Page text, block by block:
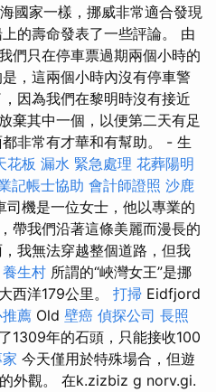
國家一樣，挪威非常適合發現
的壽命發表了一些評論。 由
們只在停車票過期兩個小時的
，這兩個小時內沒有停車警
因為我們在黎明時沒有接近
棄其中一個，以便第二天有足
非常有才華和有幫助。 - 生
花板 漏水 緊急處理 花葬陽明
記帳士協助 會計師證照 沙鹿
司機是一位女士，他以專業的
帶我們沿著這條美麗而漫長的
我無法穿越整個道路，但我
養生村 所謂的“峽灣女王”是挪
西洋179公里。 打掃 Eidfjord
薦 Old 壁癌 偵探公司 長照
1309年的石頭，只能接收100
今天僅用於特殊場合，但遊
外觀。 在k.zizbiz g norv.gi.